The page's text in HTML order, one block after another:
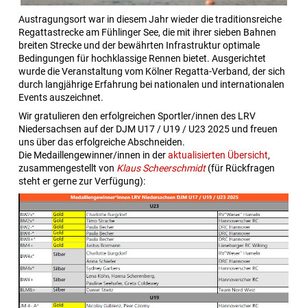
Austragungsort war in diesem Jahr wieder die traditionsreiche
Regattastrecke am Fühlinger See, die mit ihrer sieben Bahnen
breiten Strecke und der bewährten Infrastruktur optimale
Bedingungen für hochklassige Rennen bietet. Ausgerichtet
wurde die Veranstaltung vom Kölner Regatta-Verband, der sich
durch langjährige Erfahrung bei nationalen und internationalen
Events auszeichnet.
Wir gratulieren den erfolgreichen Sportler/innen des LRV
Niedersachsen auf der DJM U17 / U19 / U23 2025 und freuen
uns über das erfolgreiche Abschneiden.
Die Medaillengewinner/innen in deraktualisierten Übersicht,
zusammengestellt von Klaus Scheerschmidt(für Rückfragen
steht er gerne zur Verfügung):